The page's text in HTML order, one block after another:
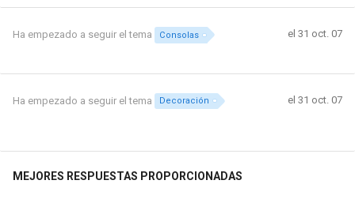
Ha empezado a seguir el tema Consolas el 31 oct. 07
Ha empezado a seguir el tema Decoración el 31 oct. 07
MEJORES RESPUESTAS PROPORCIONADAS